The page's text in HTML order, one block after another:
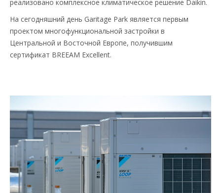
реализовано комплексное климатическое решение Daikin.
На сегодняшний день Garitage Park является первым
проектом многофункциональной застройки в
Центральной и Восточной Европе, получившим
сертификат BREEAM Excellent.